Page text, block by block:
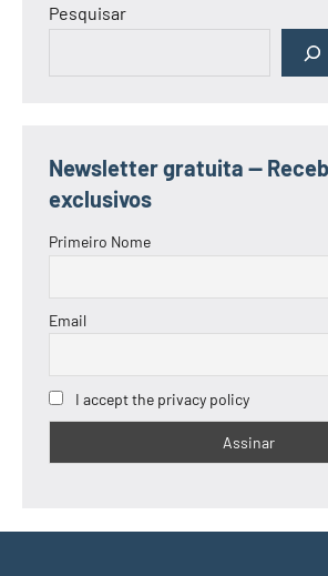
Pesquisar
Newsletter gratuita —
exclusivos
Primeiro Nome
Email
I accept the privacy policy